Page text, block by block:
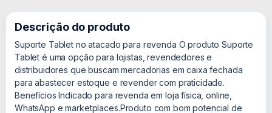
Descrição do produto
Suporte Tablet no atacado para revenda O produto Suporte
Tablet é uma opção para lojistas, revendedores e
distribuidores que buscam mercadorias em caixa fechada
para abastecer estoque e revender com praticidade.
Benefícios Indicado para revenda em loja física, online,
WhatsApp e marketplaces.Produto com bom potencial de